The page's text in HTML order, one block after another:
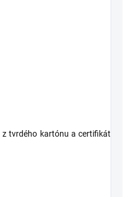
tvrdého kartónu a certifikát